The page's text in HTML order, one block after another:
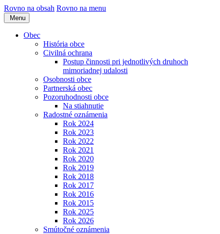
Rovno na obsah Rovno na menu
Menu
Obec
História obce
Civilná ochrana
Postup činnosti pri jednotlivých druhoch
mimoriadnej udalosti
Osobnosti obce
Partnerská obec
Pozoruhodnosti obce
Na stiahnutie
Radostné oznámenia
Rok 2024
Rok 2023
Rok 2022
Rok 2021
Rok 2020
Rok 2019
Rok 2018
Rok 2017
Rok 2016
Rok 2015
Rok 2025
Rok 2026
Smútočné oznámenia